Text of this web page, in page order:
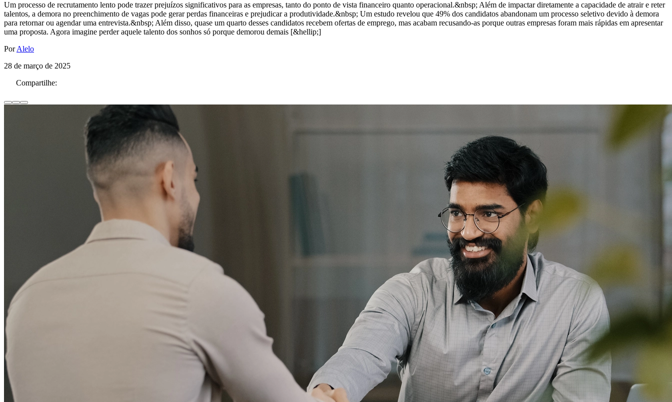
Um processo de recrutamento lento pode trazer prejuízos significativos para as empresas, tanto do ponto de vista financeiro quanto operacional.&nbsp; Além de impactar diretamente a capacidade de atrair e reter
talentos, a demora no preenchimento de vagas pode gerar perdas financeiras e prejudicar a produtividade.&nbsp; Um estudo revelou que 49% dos candidatos abandonam um processo seletivo devido à demora
para retornar ou agendar uma entrevista.&nbsp; Além disso, quase um quarto desses candidatos recebem ofertas de emprego, mas acabam recusando-as porque outras empresas foram mais rápidas em apresentar
uma proposta. Agora imagine perder aquele talento dos sonhos só porque demorou demais [&hellip;]
PorAlelo
28 de março de 2025
Compartilhe: